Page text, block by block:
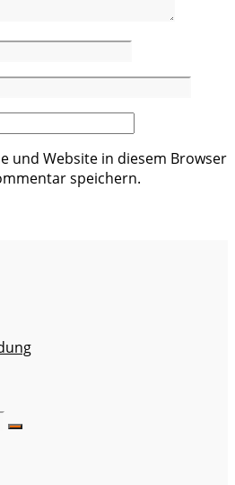
und Website in diesem Browser
speichern.